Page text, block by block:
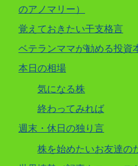
のアノマリー）
覚えておきたい干支格言
ベテランママが勧める投資
本日の相場
気になる株
終わってみれば
週末・休日の独り言
株を始めたいお友達の